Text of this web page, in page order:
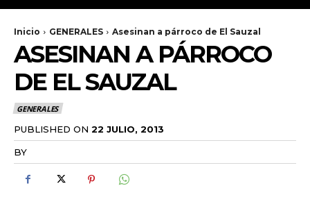
Inicio GENERALES Asesinan a párroco de El Sauzal
ASESINAN A PÁRROCO
DE EL SAUZAL
GENERALES
PUBLISHED ON 22 JULIO, 2013
BY